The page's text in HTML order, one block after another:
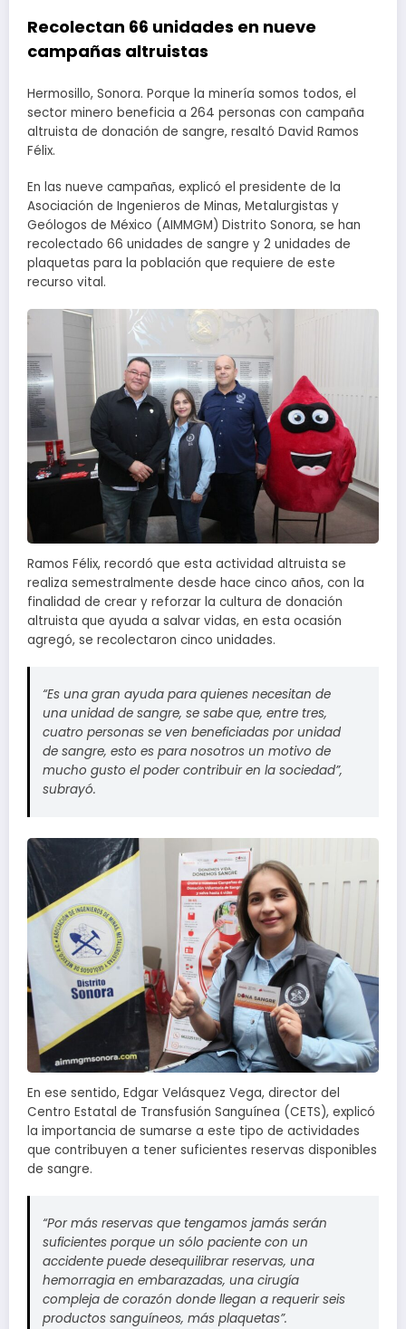
Recolectan 66 unidades en nueve
campañas altruistas
Hermosillo, Sonora. Porque la minería somos todos, el
sector minero beneficia a 264 personas con campaña
altruista de donación de sangre, resaltó David Ramos
Félix.
En las nueve campañas, explicó el presidente de la
Asociación de Ingenieros de Minas, Metalurgistas y
Geólogos de México (AIMMGM) Distrito Sonora, se han
recolectado 66 unidades de sangre y 2 unidades de
plaquetas para la población que requiere de este
recurso vital.
Ramos Félix, recordó que esta actividad altruista se
realiza semestralmente desde hace cinco años, con la
finalidad de crear y reforzar la cultura de donación
altruista que ayuda a salvar vidas, en esta ocasión
agregó, se recolectaron cinco unidades.
“Es una gran ayuda para quienes necesitan de
una unidad de sangre, se sabe que, entre tres,
cuatro personas se ven beneficiadas por unidad
de sangre, esto es para nosotros un motivo de
mucho gusto el poder contribuir en la sociedad”,
subrayó.
En ese sentido, Edgar Velásquez Vega, director del
Centro Estatal de Transfusión Sanguínea (CETS), explicó
la importancia de sumarse a este tipo de actividades
que contribuyen a tener suficientes reservas disponibles
de sangre.
“Por más reservas que tengamos jamás serán
suficientes porque un sólo paciente con un
accidente puede desequilibrar reservas, una
hemorragia en embarazadas, una cirugía
compleja de corazón donde llegan a requerir seis
productos sanguíneos, más plaquetas”.